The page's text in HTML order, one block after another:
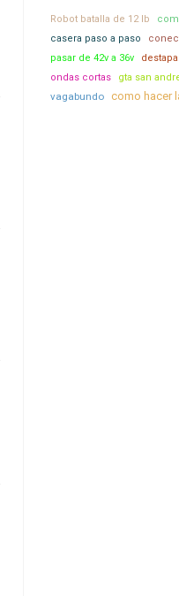
Robot batalla de 12 lb
casera paso a paso
pasar de 42v a 36v
ondas cortas
gta san
vagabundo como hacer